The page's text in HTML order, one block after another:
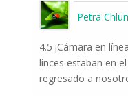
Petra
4.5 ¡Cámara en
linces estaban en
regresado a